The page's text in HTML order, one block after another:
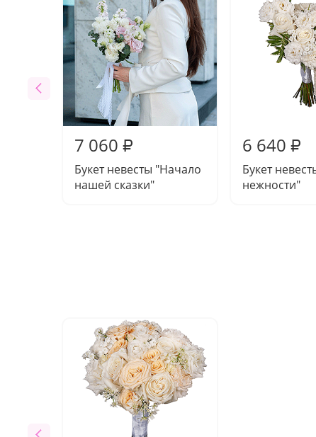
7 060 ₽
Букет невесты "Начало
нашей сказки"
6 640 ₽
Букет
нежности"